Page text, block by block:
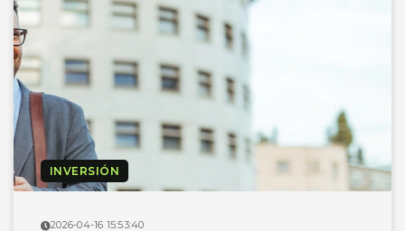
INVERSIÓN
2026-04-16 15:53:40